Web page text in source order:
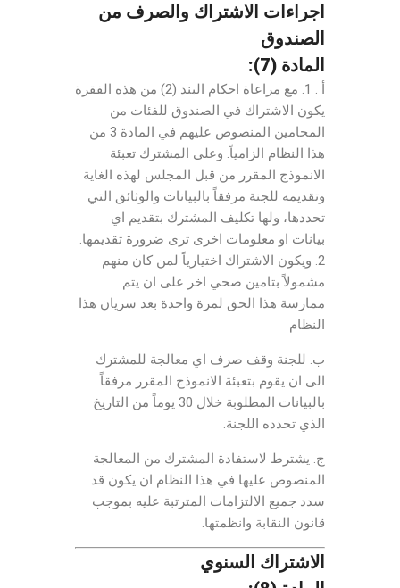
اجراءات الاشتراك والصرف من
الصندوق
المادة (7):
أ . 1. مع مراعاة احكام البند (2) من هذه الفقرة
يكون الاشتراك في الصندوق للفئات من
المحامين المنصوص عليهم في المادة 3 من
هذا النظام الزامياً. وعلى المشترك تعبئة
الانموذج المقرر من قبل المجلس لهذه الغاية
وتقديمه للجنة مرفقاً بالبيانات والوثائق التي
تحددها، ولها تكليف المشترك بتقديم اي
بيانات او معلومات اخرى ترى ضرورة تقديمها.
2. ويكون الاشتراك اختيارياً لمن كان منهم
مشمولاً بتامين صحي اخر على ان يتم
ممارسة هذا الحق لمرة واحدة بعد سريان هذا
النظام
ب. للجنة وقف صرف اي معالجة للمشترك
الى ان يقوم بتعبئة الانموذج المقرر مرفقاً
بالبيانات المطلوبة خلال 30 يوماً من التاريخ
الذي تحدده اللجنة.
ج. يشترط لاستفادة المشترك من المعالجة
المنصوص عليها في هذا النظام ان يكون قد
سدد جميع الالتزامات المترتبة عليه بموجب
قانون النقابة وانظمتها.
الاشتراك السنوي